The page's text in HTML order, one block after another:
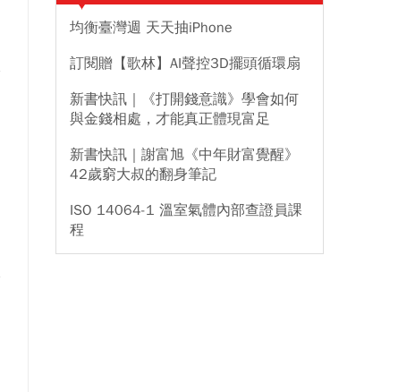
均衡臺灣週 天天抽iPhone
訂閱贈【歌林】AI聲控3D擺頭循環扇
新書快訊｜《打開錢意識》學會如何
與金錢相處，才能真正體現富足
新書快訊｜謝富旭《中年財富覺醒》
42歲窮大叔的翻身筆記
ISO 14064-1 溫室氣體內部查證員課
程